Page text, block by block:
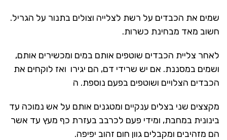
שמים את הכבדים על רשת לצלייה וצולים בתנור על הגריל.
חשוב מאד מבחינת כשרות.
לאחר צליית הכבדים שוטפים אותם במים ומכשירים אותם,
ושמים במסננת. אם יש שרידי דם, הם יגירו ואז לוקחים את
הכבדים הצלויים ושוטפים בפעם נוספת. ה
מקצצים שני בצלים ענקיים ומטגנים אותם על אש נמוכה עד
בינונית במחבת, ומידי פעם לכרבב בעזרת כף מעץ עד אשר
הם מזהיבים ומקבלים גוון חום זהוב יפיפה.